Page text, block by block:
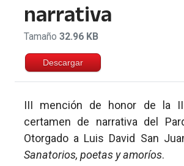
narrativa
Tamaño 32.96 KB
Descargar
III mención de honor de la
certamen de narrativa del
Otorgado a Luis David San
Sanatorios, poetas y amoríos.